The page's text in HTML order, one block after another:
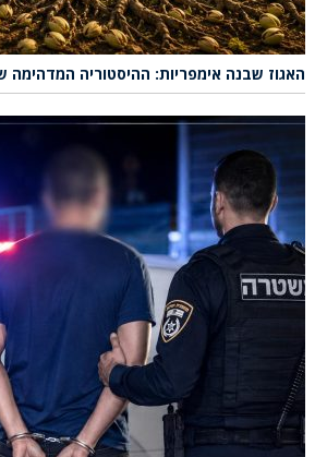
האגוז שבנה אימפריות: ההיסטוריה המדהימה